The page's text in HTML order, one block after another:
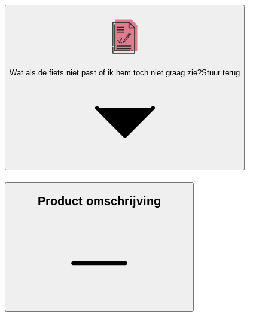
Wat als de fiets niet past of ik hem toch niet graag zie?Stuur terug
Product omschrijving